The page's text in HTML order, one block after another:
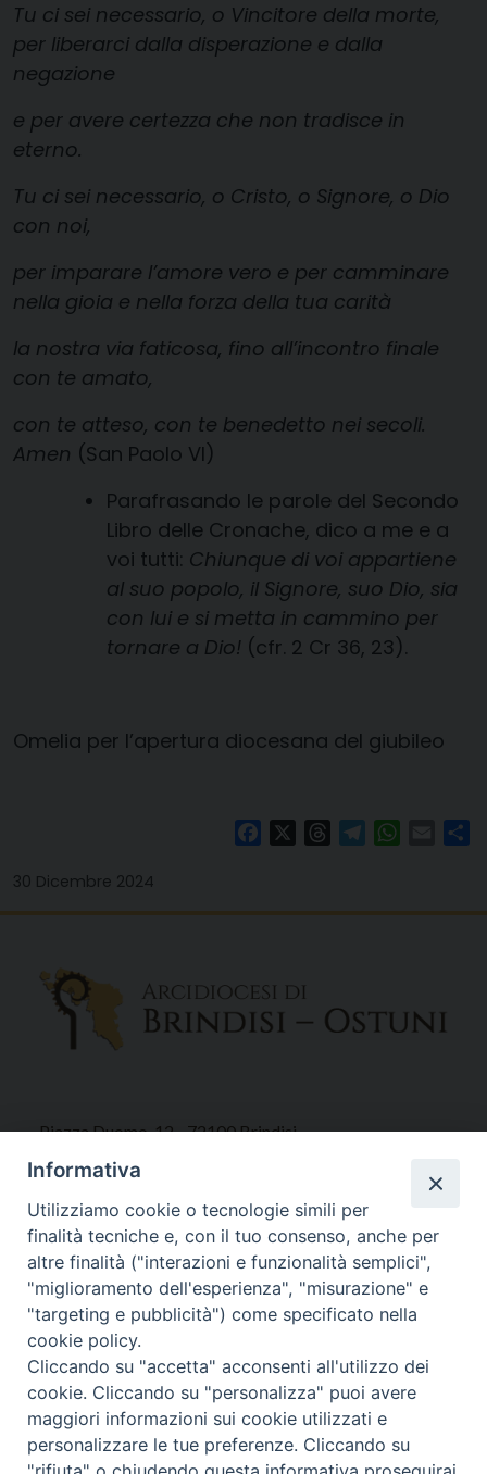
Tu ci sei necessario, o Vincitore della morte,
per liberarci dalla disperazione e dalla
negazione
e per avere certezza che non tradisce in
eterno.
Tu ci sei necessario, o Cristo, o Signore, o Dio
con noi,
per imparare l’amore vero e per camminare
nella gioia e nella forza della tua carità
la nostra via faticosa, fino all’incontro finale
con te amato,
con te atteso, con te benedetto nei secoli.
Amen (San Paolo VI)
Parafrasando le parole del Secondo
Libro delle Cronache, dico a me e a
voi tutti: Chiunque di voi appartiene
al suo popolo, il Signore, suo Dio, sia
con lui e si metta in cammino per
tornare a Dio! (cfr. 2 Cr 36, 23).
Omelia per l’apertura diocesana del giubileo
FacebookThreadsTelegram Email
30 Dicembre 2024
Piazza Duomo, 12 - 72100 Brindisi
Tel 0831.521958
Fax 0831.528315
Orari Curia
Mar. / Mer. / Giov. ore 9 - 13
nei mesi estivi solo Martedì ore 9 - 13
WebMail
Informativa
Utilizziamo cookie o tecnologie simili per
finalità tecniche e, con il tuo consenso, anche per
altre finalità ("interazioni e funzionalità semplici",
"miglioramento dell'esperienza", "misurazione" e
"targeting e pubblicità") come specificato nella
cookie policy.
Cliccando su "accetta" acconsenti all'utilizzo dei
cookie. Cliccando su "personalizza" puoi avere
maggiori informazioni sui cookie utilizzati e
personalizzare le tue preferenze. Cliccando su